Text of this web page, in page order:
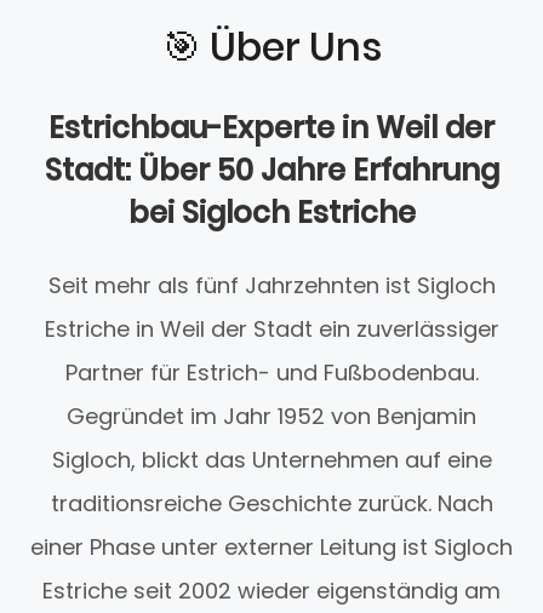
🎯️ Über Uns
Estrichbau-Experte in Weil der
Stadt: Über 50 Jahre Erfahrung
bei Sigloch Estriche
Seit mehr als fünf Jahrzehnten ist Sigloch
Estriche in Weil der Stadt ein zuverlässiger
Partner für Estrich- und Fußbodenbau.
Gegründet im Jahr 1952 von Benjamin
Sigloch, blickt das Unternehmen auf eine
traditionsreiche Geschichte zurück. Nach
einer Phase unter externer Leitung ist Sigloch
Estriche seit 2002 wieder eigenständig am